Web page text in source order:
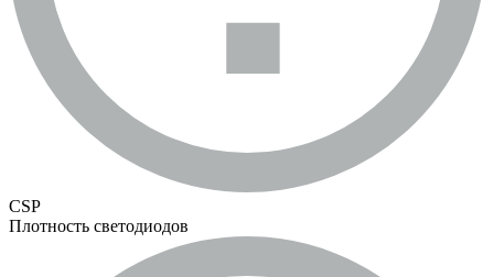
CSP
Плотность светодиодов